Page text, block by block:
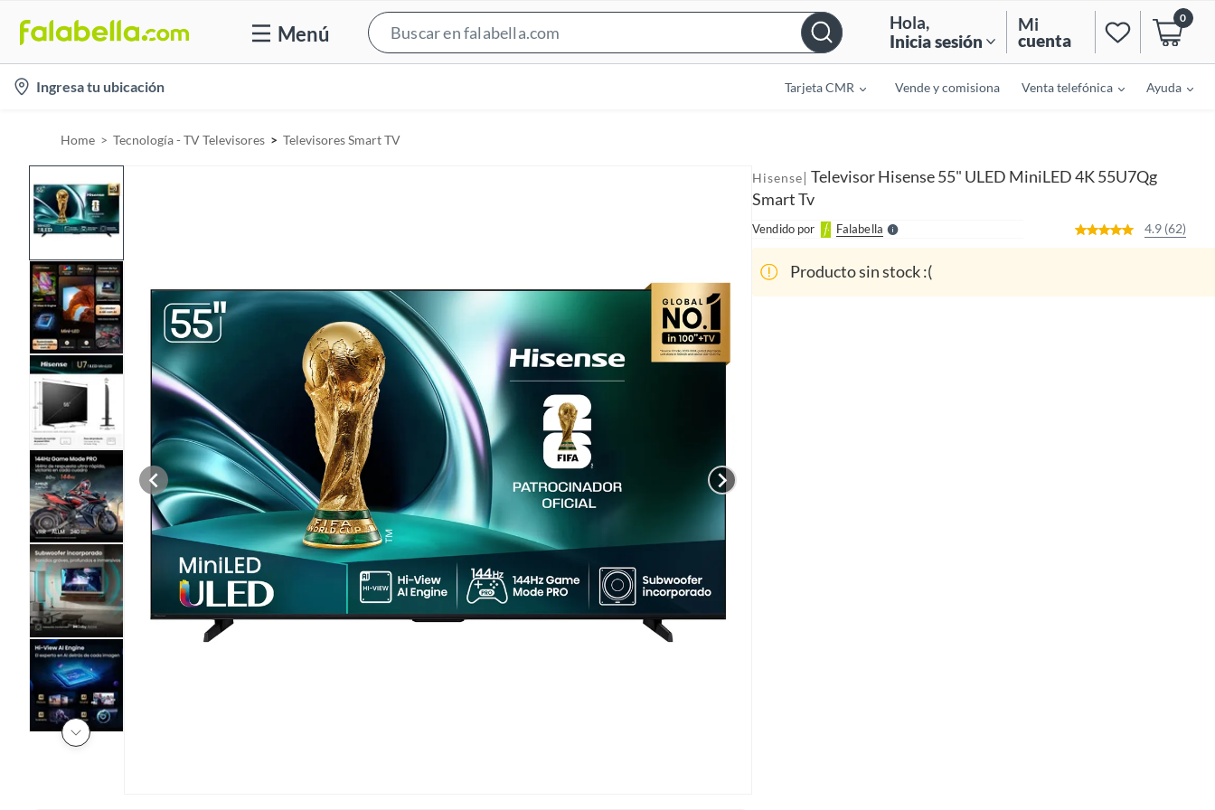
Menú
e
Hola,
Inicia sesión
Mi
cuenta
0
Ingresa tu ubicación Tarjeta CMR Vende y comisiona Venta telefónica Ayuda
Home Tecnología - TV Televisores Televisores Smart TV
Hisense| Televisor Hisense 55" ULED MiniLED 4K 55U7Qg
Smart Tv
Vendido por FalabellaS
r
4.9 (62)
Producto sin stock :(